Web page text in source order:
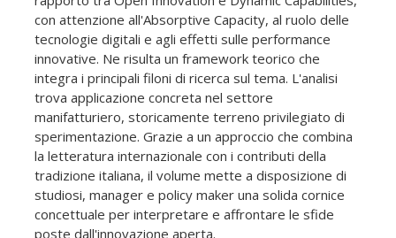
con attenzione all'Absorptive Capacity, al ruolo delle
tecnologie digitali e agli effetti sulle performance
innovative. Ne risulta un framework teorico che
integra i principali filoni di ricerca sul tema. L'analisi
trova applicazione concreta nel settore
manifatturiero, storicamente terreno privilegiato di
sperimentazione. Grazie a un approccio che combina
la letteratura internazionale con i contributi della
tradizione italiana, il volume mette a disposizione di
studiosi, manager e policy maker una solida cornice
concettuale per interpretare e affrontare le sfide
poste dall'innovazione aperta.